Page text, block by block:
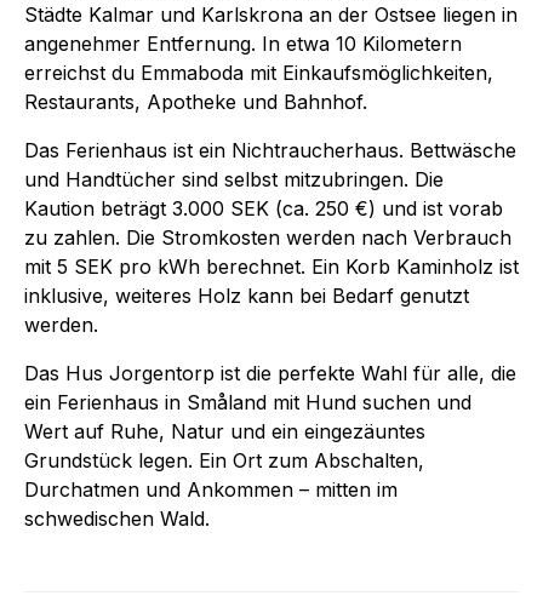
Städte Kalmar und Karlskrona an der Ostsee liegen in
angenehmer Entfernung. In etwa 10 Kilometern
erreichst du Emmaboda mit Einkaufsmöglichkeiten,
Restaurants, Apotheke und Bahnhof.
Das Ferienhaus ist ein Nichtraucherhaus. Bettwäsche
und Handtücher sind selbst mitzubringen. Die
Kaution beträgt 3.000 SEK (ca. 250 €) und ist vorab
zu zahlen. Die Stromkosten werden nach Verbrauch
mit 5 SEK pro kWh berechnet. Ein Korb Kaminholz ist
inklusive, weiteres Holz kann bei Bedarf genutzt
werden.
Das Hus Jorgentorp ist die perfekte Wahl für alle, die
ein Ferienhaus in Småland mit Hund suchen und
Wert auf Ruhe, Natur und ein eingezäuntes
Grundstück legen. Ein Ort zum Abschalten,
Durchatmen und Ankommen – mitten im
schwedischen Wald.